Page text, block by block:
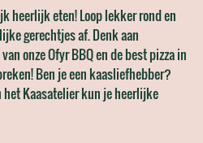
heerlijk eten! Loop lekker rond en
gerechtjes af. Denk aan
onze Ofyr BBQ en de best pizza in
Ben je een kaasliefhebber?
het Kaasatelier kun je heerlijke